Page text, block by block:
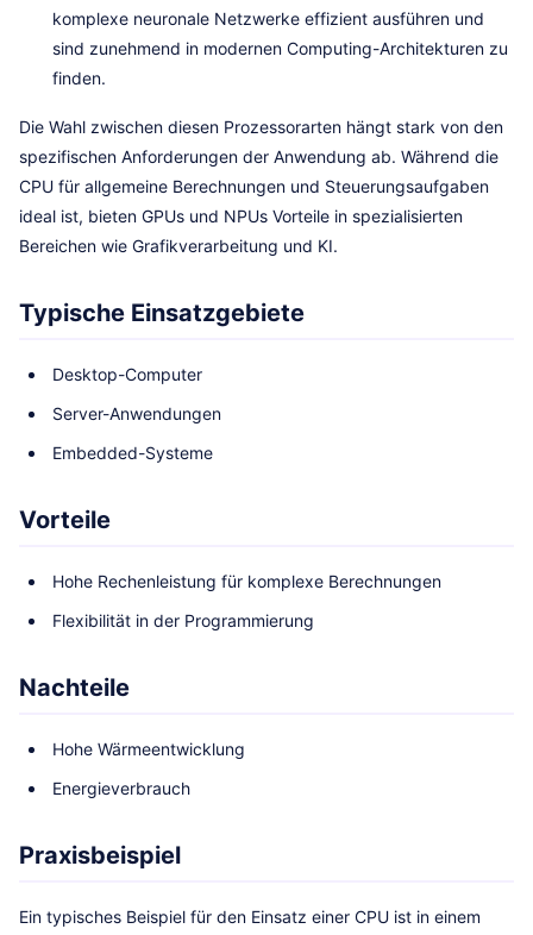
komplexe neuronale Netzwerke effizient ausführen und
sind zunehmend in modernen Computing-Architekturen zu
finden.
Die Wahl zwischen diesen Prozessorarten hängt stark von den
spezifischen Anforderungen der Anwendung ab. Während die
CPU für allgemeine Berechnungen und Steuerungsaufgaben
ideal ist, bieten GPUs und NPUs Vorteile in spezialisierten
Bereichen wie Grafikverarbeitung und KI.
Typische Einsatzgebiete
Desktop-Computer
Server-Anwendungen
Embedded-Systeme
Vorteile
Hohe Rechenleistung für komplexe Berechnungen
Flexibilität in der Programmierung
Nachteile
Hohe Wärmeentwicklung
Energieverbrauch
Praxisbeispiel
Ein typisches Beispiel für den Einsatz einer CPU ist in einem